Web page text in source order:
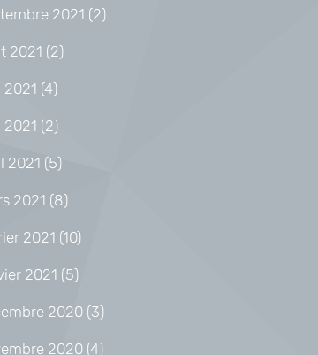
2021 (2)
2021 (2)
2021 (4)
2021 (2)
2021 (5)
2021 (8)
2021 (10)
2021 (5)
2020 (3)
2020 (4)